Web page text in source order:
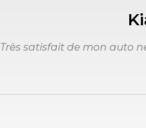
Très satisfait de mon auto